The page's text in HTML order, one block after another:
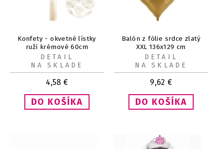
Konfety - okvetné lístky
ruží krémové 60cm
4,58 €
DETAIL
NA SKLADE
Balón z fólie srdce zlatý
XXL 136x129 cm
9,62 €
DETAIL
NA SKLADE